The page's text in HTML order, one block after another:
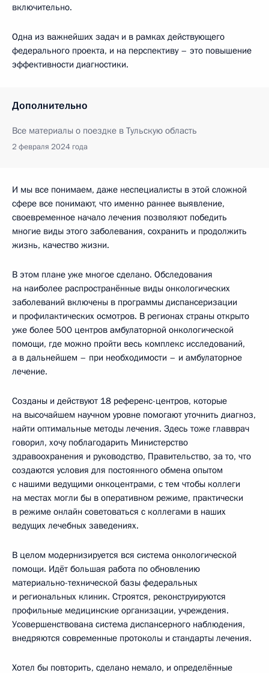
включительно.
Одна из важнейших задач и в рамках действующего
федерального проекта, и на перспективу – это повышение
эффективности диагностики.
Дополнительно
Все материалы о поездке в Тульскую область
2 февраля 2024 года
И мы все понимаем, даже неспециалисты в этой сложной
сфере все понимают, что именно раннее выявление,
своевременное начало лечения позволяют победить
многие виды этого заболевания, сохранить и продолжить
жизнь, качество жизни.
В этом плане уже многое сделано. Обследования
на наиболее распространённые виды онкологических
заболеваний включены в программы диспансеризации
и профилактических осмотров. В регионах страны открыто
уже более 500 центров амбулаторной онкологической
помощи, где можно пройти весь комплекс исследований,
а в дальнейшем – при необходимости – и амбулаторное
лечение.
Созданы и действуют 18 референс-центров, которые
на высочайшем научном уровне помогают уточнить диагноз,
найти оптимальные методы лечения. Здесь тоже главврач
говорил, хочу поблагодарить Министерство
здравоохранения и руководство, Правительство, за то, что
создаются условия для постоянного обмена опытом
с нашими ведущими онкоцентрами, с тем чтобы коллеги
на местах могли бы в оперативном режиме, практически
в режиме онлайн советоваться с коллегами в наших
ведущих лечебных заведениях.
В целом модернизируется вся система онкологической
помощи. Идёт большая работа по обновлению
материально-технической базы федеральных
и региональных клиник. Строятся, реконструируются
профильные медицинские организации, учреждения.
Усовершенствована система диспансерного наблюдения,
внедряются современные протоколы и стандарты лечения.
Хотел бы повторить, сделано немало, и определённые